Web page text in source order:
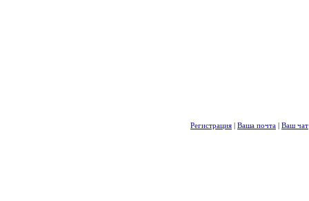
Регистрация | Ваша почта | Ваш чат